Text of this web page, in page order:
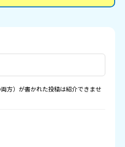
方）が書かれた投稿は紹介できませ